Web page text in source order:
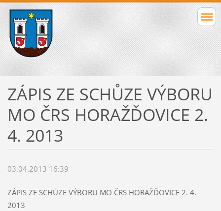
ZÁPIS ZE SCHŮZE VÝBORU
MO ČRS HORAŽĎOVICE 2.
4. 2013
03.04.2013 16:39
ZÁPIS ZE SCHŮZE VÝBORU MO ČRS HORAŽĎOVICE 2. 4.
2013